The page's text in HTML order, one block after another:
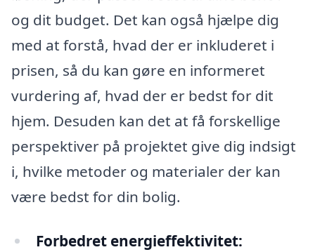
og dit budget. Det kan også hjælpe dig
med at forstå, hvad der er inkluderet i
prisen, så du kan gøre en informeret
vurdering af, hvad der er bedst for dit
hjem. Desuden kan det at få forskellige
perspektiver på projektet give dig indsigt
i, hvilke metoder og materialer der kan
være bedst for din bolig.
Forbedret energieffektivitet: